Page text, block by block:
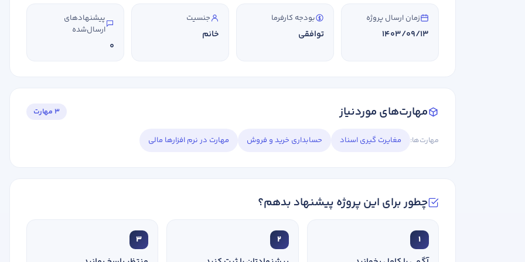
زمان ارسال پروژه
1403/09/13
بودجه کارفرما
توافقی
جنسیت
خانم
پیشنهادهای
ارسال‌شده
0
مهارت‌های موردنیاز 3 مهارت
مهارت‌ها: مغایرت گیری اسناد حسابداری خرید و فروش مهارت در نرم افزارها مالی
چطور برای این پروژه پیشنهاد بدهم؟
1
2
3
هدف شما از آموزش چیست ؟ ارتقا استخدام و شروع کار حسابداری